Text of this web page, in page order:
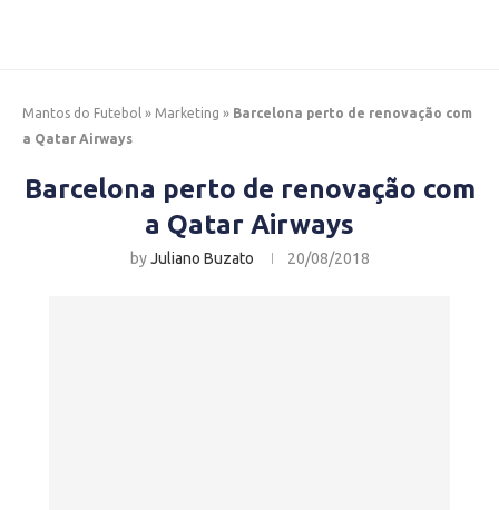
Mantos do Futebol » Marketing » Barcelona perto de renovação com
a Qatar Airways
Barcelona perto de renovação com
a Qatar Airways
byJuliano Buzato 20/08/2018